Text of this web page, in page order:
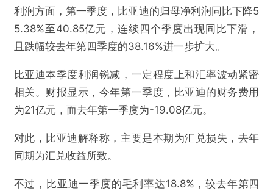
利润方面，第一季度，比亚迪的归母净利润同比下降5
5.38%至40.85亿元，连续四个季度出现同比下滑，
且跌幅较去年第四季度的38.16%进一步扩大。
比亚迪本季度利润锐减，一定程度上和汇率波动紧密
相关。财报显示，今年第一季度，比亚迪的财务费用
为21亿元，而去年第一季度为-19.08亿元。
对此，比亚迪解释称，主要是本期为汇兑损失，去年
同期为汇兑收益所致。
不过，比亚迪一季度的毛利率达18.8%，较去年第四